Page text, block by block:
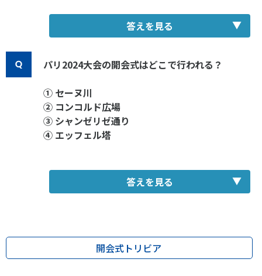
答えを見る
パリ2024大会の開会式はどこで行われる？
① セーヌ川
② コンコルド広場
③ シャンゼリゼ通り
④ エッフェル塔
答えを見る
開会式トリビア